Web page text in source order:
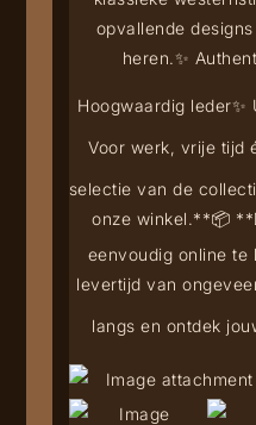
opvallende
heren.✨
Hoogwaardig leder✨
Voor werk, vrije tijd
selectie van de
onze winkel.**📦
eenvoudig online te
levertijd van
langs en ontdek